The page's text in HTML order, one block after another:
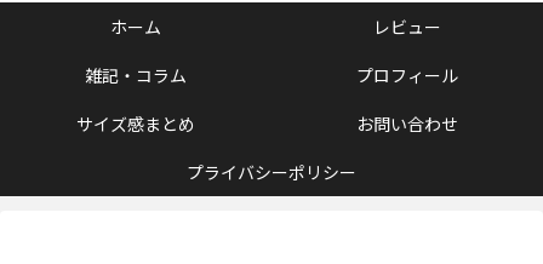
ホーム
レビュー
雑記・コラム
プロフィール
サイズ感まとめ
お問い合わせ
プライバシーポリシー